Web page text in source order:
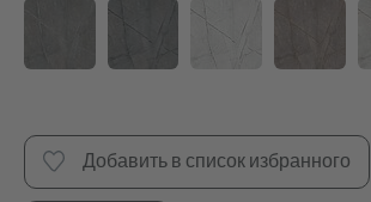
Добавить в список избранного